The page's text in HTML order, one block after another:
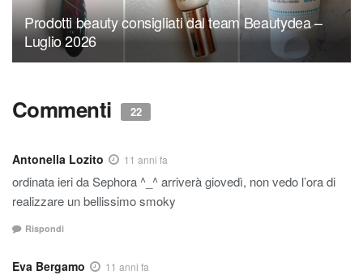
Prodotti beauty consigliati dal team Beautydea –
Luglio 2026
Commenti 22
Antonella Lozito 11 anni fa
ordinata ieri da Sephora ^_^ arriverà giovedì, non vedo l’ora di
realizzare un bellissimo smoky
Rispondi
Eva Bergamo 11 anni fa